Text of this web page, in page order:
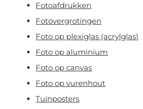
Fotoafdrukken
Fotovergrotingen
Foto op plexiglas (acrylglas)
Foto op aluminium
Foto op canvas
Foto op vurenhout
Tuinposters
Claim korting!
Door je aan te melden, ga je akkoord met het